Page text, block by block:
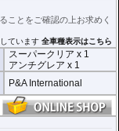
かい埃も除去する粘着シ
セットになっていま
で自然に気泡が消える
がありません。フィルム
ことをご確認の上お求めく
ています全車種表示はこちら
スーパークリア x 1
アンチグレア x 1
P&A International